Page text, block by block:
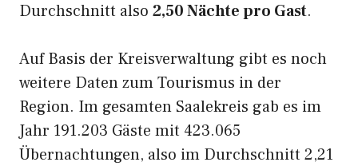
Durchschnitt also 2,50 Nächte pro Gast.
Auf Basis der Kreisverwaltung gibt es noch
weitere Daten zum Tourismus in der
Region. Im gesamten Saalekreis gab es im
Jahr 191.203 Gäste mit 423.065
Übernachtungen, also im Durchschnitt 2,21